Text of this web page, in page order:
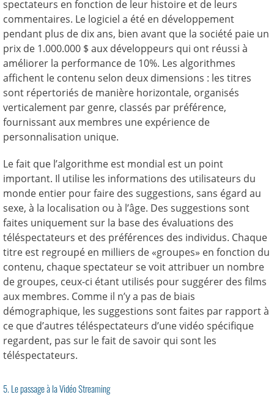
spectateurs en fonction de leur histoire et de leurs
commentaires. Le logiciel a été en développement
pendant plus de dix ans, bien avant que la société paie un
prix de 1.000.000 $ aux développeurs qui ont réussi à
améliorer la performance de 10%. Les algorithmes
affichent le contenu selon deux dimensions : les titres
sont répertoriés de manière horizontale, organisés
verticalement par genre, classés par préférence,
fournissant aux membres une expérience de
personnalisation unique.
Le fait que l’algorithme est mondial est un point
important. Il utilise les informations des utilisateurs du
monde entier pour faire des suggestions, sans égard au
sexe, à la localisation ou à l’âge. Des suggestions sont
faites uniquement sur la base des évaluations des
téléspectateurs et des préférences des individus. Chaque
titre est regroupé en milliers de «groupes» en fonction du
contenu, chaque spectateur se voit attribuer un nombre
de groupes, ceux-ci étant utilisés pour suggérer des films
aux membres. Comme il n’y a pas de biais
démographique, les suggestions sont faites par rapport à
ce que d’autres téléspectateurs d’une vidéo spécifique
regardent, pas sur le fait de savoir qui sont les
téléspectateurs.
5. Le passage à la Vidéo Streaming